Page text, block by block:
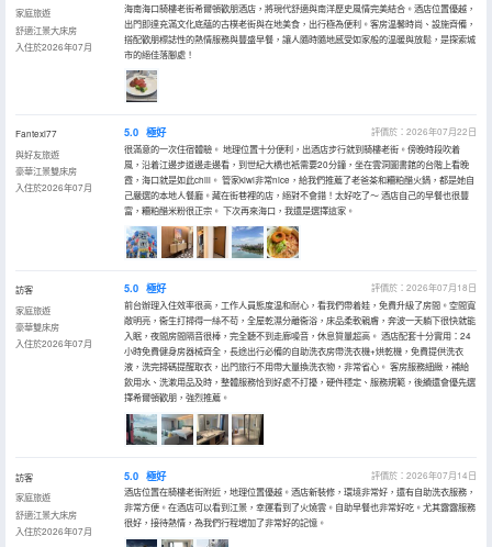
家庭旅遊
舒適江景大床房
入住於2026年07月
海南海口騎樓老街希爾頓歡朋酒店，將現代舒適與南洋歷史風情完美結合。酒店位置優越，
出門即達充滿文化底藴的古樸老街與在地美食，出行極為便利。客房温馨時尚、設施齊備，
搭配歡朋標誌性的熱情服務與豐盛早餐，讓人隨時隨地感受如家般的温暖與放鬆，是探索城
市的絕佳落腳處！
Fantexi77
與好友旅遊
豪華江景雙床房
入住於2026年07月
5.0 極好
評價於：2026年07月22日
很滿意的一次住宿體驗。 地理位置十分便利，出酒店步行就到騎樓老街。傍晚時段吹着
風，沿着江邊步道邊走邊看，到世紀大橋也衹需要20分鐘，坐在雲洞圖書館的台階上看晚
霞，海口就是如此chill。 管家kiwi非常nice，給我們推薦了老爸茶和糟粕醋火鍋，都是她自
己嚴選的本地人餐廳。藏在街巷裡的店，絕對不會錯！太好吃了～ 酒店自己的早餐也很豐
富，糟粕醋米粉很正宗。 下次再來海口，我還是選擇這家。
訪客
家庭旅遊
豪華雙床房
入住於2026年07月
5.0 極好
評價於：2026年07月18日
前台辦理入住效率很高，工作人員態度温和耐心，看我們帶着娃，免費升級了房間。空間寬
敞明亮，衞生打掃得一絲不苟，全屋乾濕分離衞浴，床品柔軟親膚，奔波一天躺下很快就能
入眠，夜間房間隔音很棒，完全聽不到走廊噪音，休息質量超高。 酒店配套十分實用：24
小時免費健身房器械齊全，長途出行必備的自助洗衣房帶洗衣機+烘乾機，免費提供洗衣
液，洗完掃碼提醒取衣，出門旅行不用帶大量換洗衣物，非常省心。 客房服務細緻，補給
飲用水、洗漱用品及時，整體服務恰到好處不打擾，硬件穩定、服務規範，後續還會優先選
擇希爾頓歡朋，強烈推薦。
訪客
家庭旅遊
舒適江景大床房
入住於2026年07月
5.0 極好
評價於：2026年07月14日
酒店位置在騎樓老街附近，地理位置優越。酒店新裝修，環境非常好，還有自助洗衣服務，
非常方便。在酒店可以看到江景，幸運看到了火燒雲。自助早餐也非常好吃。尤其露露服務
很好，接待熱情，為我們行程增加了非常好的記憶。